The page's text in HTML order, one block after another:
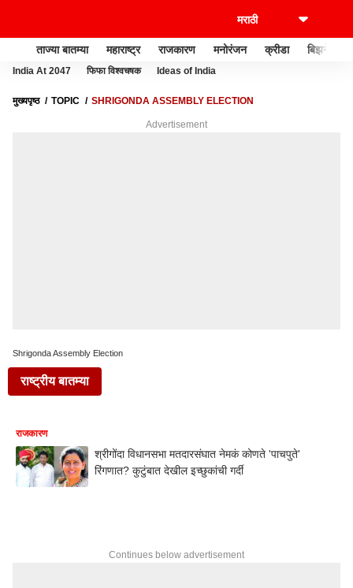
ताज्या बातम्या महाराष्ट्र राजकारण मनोरंजन क्रीडा बिझनेस
India At 2047 फिफा विश्वचषक Ideas of India
मुख्यपृष्ठ TOPIC SHRIGONDA ASSEMBLY ELECTION
Advertisement
Shrigonda Assembly Election
राष्ट्रीय बातम्या
राजकारण
श्रीगोंदा विधानसभा मतदारसंघात नेमकं कोणते 'पाचपुते'
रिंगणात? कुटुंबात देखील इच्छुकांची गर्दी
Continues below advertisement